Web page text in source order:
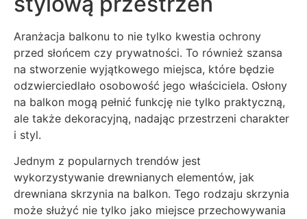
Aranżacja balkonu to nie tylko kwestia ochrony
przed słońcem czy prywatności. To również szansa
na stworzenie wyjątkowego miejsca, które będzie
odzwierciedlało osobowość jego właściciela. Osłony
na balkon mogą pełnić funkcję nie tylko praktyczną,
ale także dekoracyjną, nadając przestrzeni charakter
i styl.
Jednym z popularnych trendów jest
wykorzystywanie drewnianych elementów, jak
drewniana skrzynia na balkon. Tego rodzaju skrzynia
może służyć nie tylko jako miejsce przechowywania